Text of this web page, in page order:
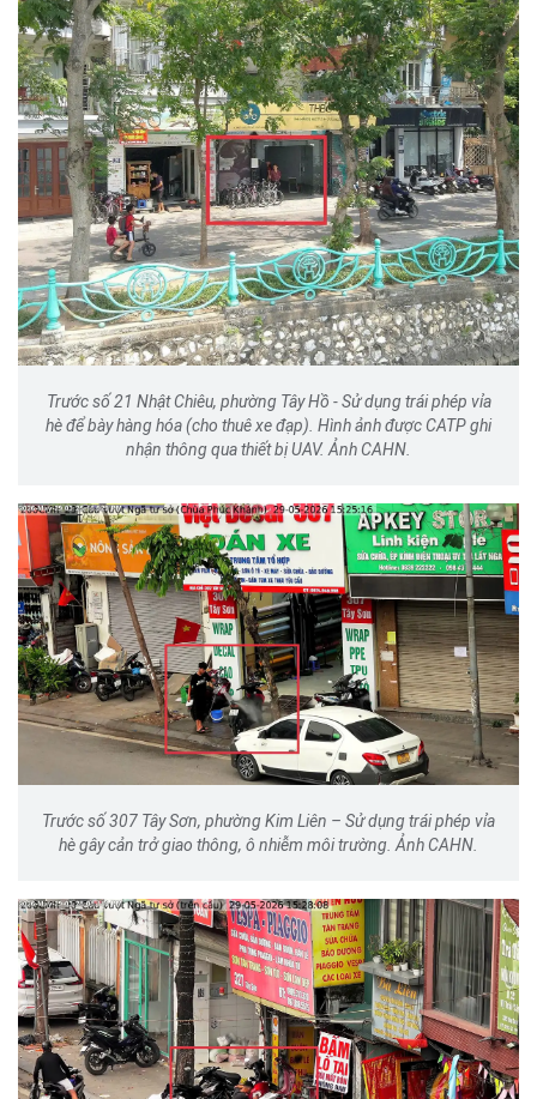
Trước số 21 Nhật Chiêu, phường Tây Hồ - Sử dụng trái phép vỉa
hè để bày hàng hóa (cho thuê xe đạp). Hình ảnh được CATP ghi
nhận thông qua thiết bị UAV. Ảnh CAHN.
Trước số 307 Tây Sơn, phường Kim Liên – Sử dụng trái phép vỉa
hè gây cản trở giao thông, ô nhiễm môi trường. Ảnh CAHN.